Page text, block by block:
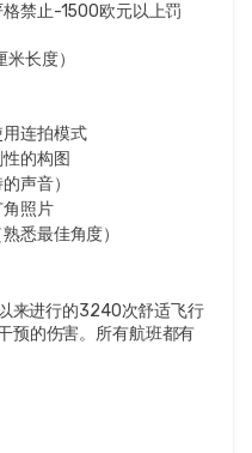
禁止-1500欧元以上罚
长度）
连拍模式
的构图
声音）
照片
悉最佳角度）
来进行的3240次舒适飞行
预的伤害。所有航班都有